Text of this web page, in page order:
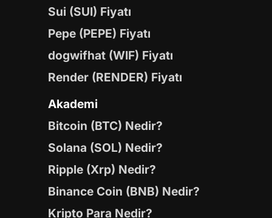
Sui (SUI) Fiyatı
Pepe (PEPE) Fiyatı
dogwifhat (WIF) Fiyatı
Render (RENDER) Fiyatı
Akademi
Bitcoin (BTC) Nedir?
Solana (SOL) Nedir?
Ripple (Xrp) Nedir?
Binance Coin (BNB) Nedir?
Kripto Para Nedir?